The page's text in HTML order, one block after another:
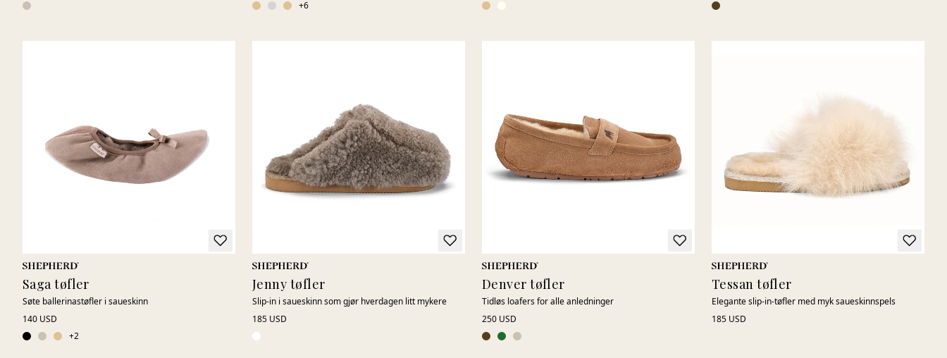
+6
Saga tøfler
Søte ballerinastøfler i saueskinn
140 USD
+2
Jenny tøfler
Slip-in i saueskinn som gjør hverdagen litt mykere
185 USD
Denver tøfler
Tidløs loafers for alle anledninger
250 USD
Tessan tøfler
Elegante slip-in-tøfler med myk saueskinnspels
185 USD